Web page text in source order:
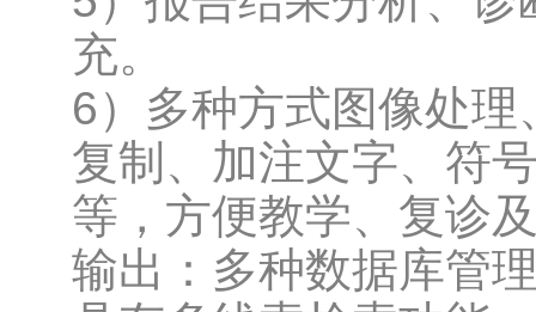
充。
6）多种方式图像处
复制、加注文字、符
等，方便教学、复诊
输出：多种数据库管